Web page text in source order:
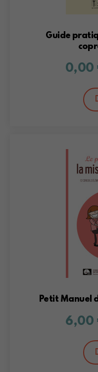
Guide
0,00
Petit Manuel
6,00